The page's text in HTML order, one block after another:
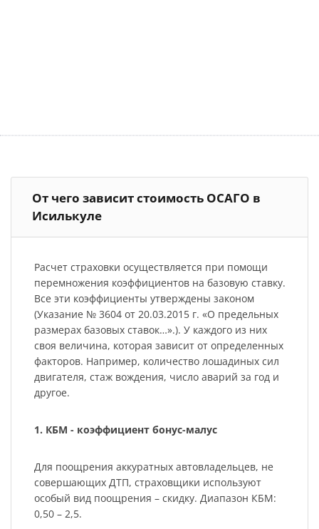
От чего зависит стоимость ОСАГО в
Исилькуле
Расчет страховки осуществляется при помощи
перемножения коэффициентов на базовую ставку.
Все эти коэффициенты утверждены законом
(Указание № 3604 от 20.03.2015 г. «О предельных
размерах базовых ставок…».). У каждого из них
своя величина, которая зависит от определенных
факторов. Например, количество лошадиных сил
двигателя, стаж вождения, число аварий за год и
другое.
1. КБМ - коэффициент бонус-малус
Для поощрения аккуратных автовладельцев, не
совершающих ДТП, страховщики используют
особый вид поощрения – скидку. Диапазон КБМ:
0,50 – 2,5.